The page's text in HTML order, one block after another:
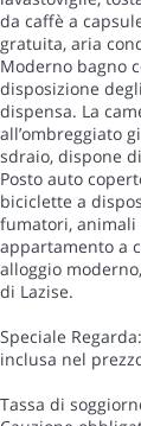
da caffè a
gratuita, aria
Moderno bagno
disposizione
dispensa. La
all’ombreggiato
sdraio, dispone
Posto auto
biciclette a
fumatori, animali
appartamento a
alloggio
di Lazise.
Speciale
inclusa nel
Tassa di